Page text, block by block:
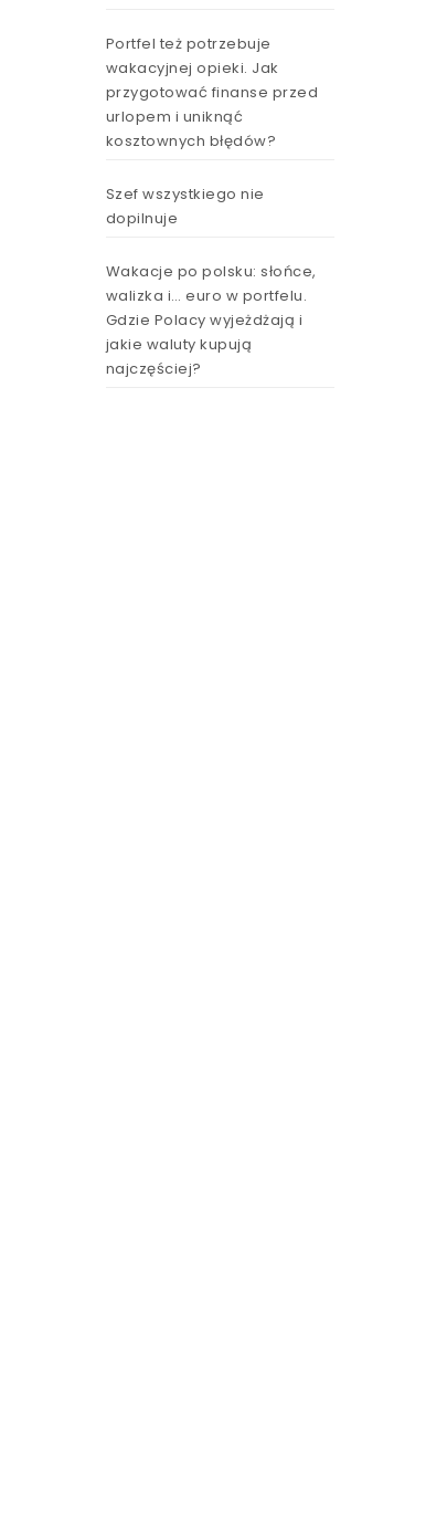
Portfel też potrzebuje
wakacyjnej opieki. Jak
przygotować finanse przed
urlopem i uniknąć
kosztownych błędów?
Szef wszystkiego nie
dopilnuje
Wakacje po polsku: słońce,
walizka i… euro w portfelu.
Gdzie Polacy wyjeżdżają i
jakie waluty kupują
najczęściej?